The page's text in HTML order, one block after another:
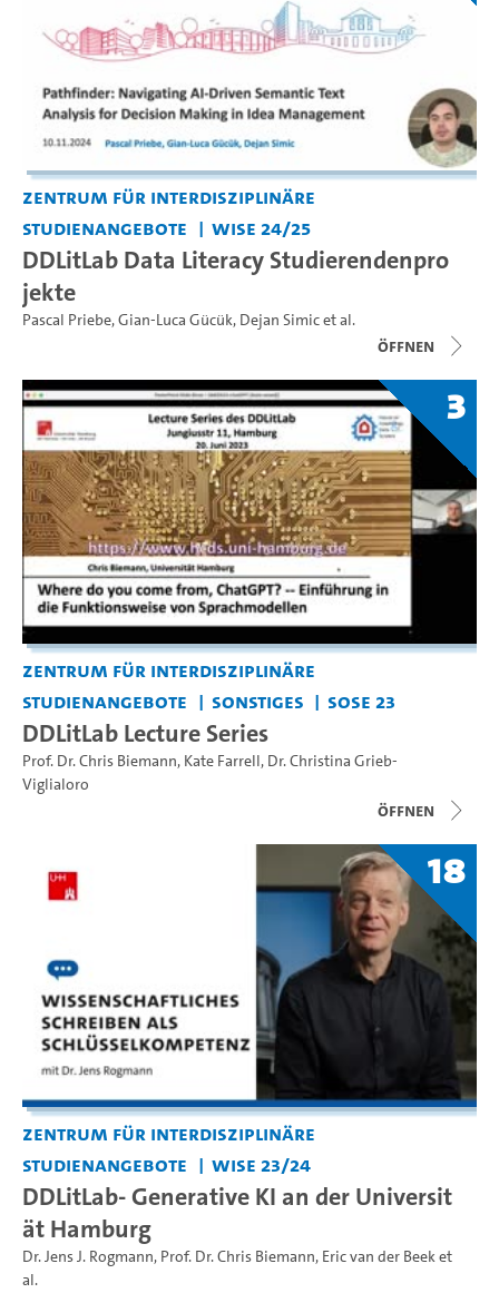
Zentrum für interdisziplinäre
Studienangebote
WiSe 24/25
DDLitLab Data Literacy Studierendenpro
jekte
Pascal Priebe,Gian-Luca Gücük, Dejan Simicet al.
Öffnen
3
Zentrum für interdisziplinäre
Studienangebote
Sonstiges SoSe 23
DDLitLab Lecture Series
Prof. Dr. Chris Biemann, Kate Farrell, Dr. Christina Grieb-
Viglialoro
Öffnen
18
Zentrum für interdisziplinäre
Studienangebote
WiSe 23/24
DDLitLab- Generative KI an der Universit
ät Hamburg
Dr. Jens J. Rogmann, Prof. Dr. Chris Biemann, Eric van der Beeket
al.